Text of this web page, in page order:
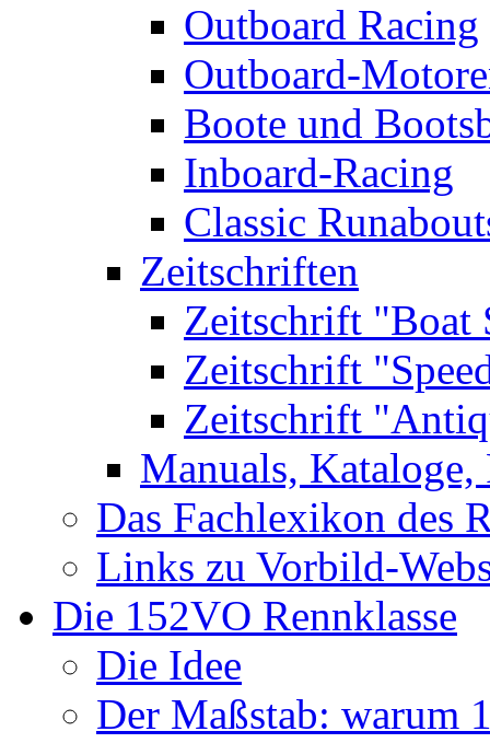
Outboard Racing
Outboard-
Boote und
Inboard-Racing
Classic
Zeitschriften
Zeitschrift "Boat
Zeitschrift
Zeitschrift
Manuals, Kataloge,
Das Fachlexikon des
Links zu Vorbild-
Die 152VO Rennklasse
Die Idee
Der Maßstab: warum